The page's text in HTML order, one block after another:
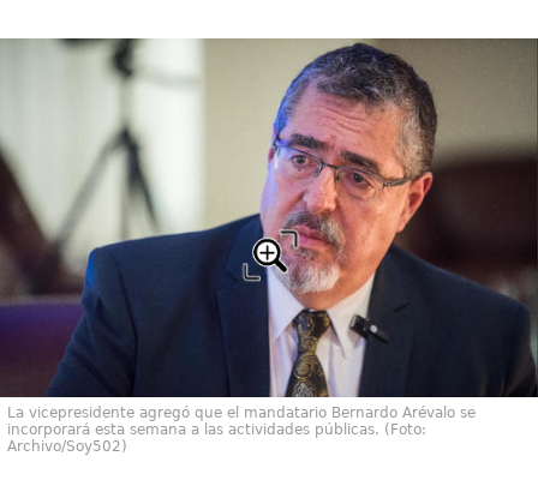
La vicepresidente agregó que el mandatario Bernardo Arévalo se
incorporará esta semana a las actividades públicas. (Foto:
Archivo/Soy502)